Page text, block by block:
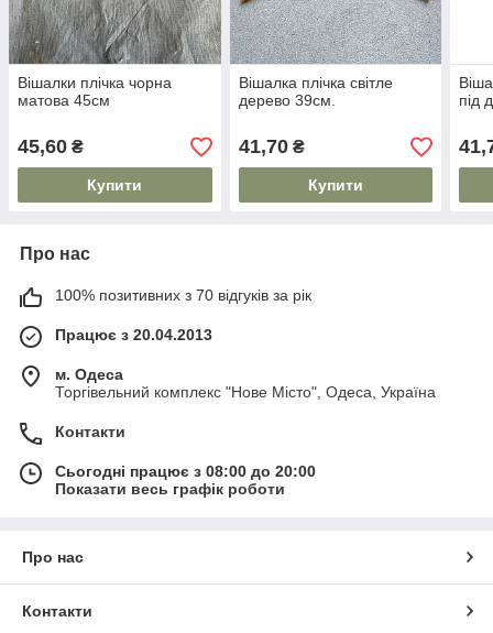
Вішалки плічка чорна
матова 45см
45,60 ₴
Купити
Вішалка плічка світле
дерево 39см.
41,70₴
Купити
під
Про нас
100% позитивних з 70 відгуків за рік
Працює з 20.04.2013
м. Одеса
Торгівельний комплекс "Нове Місто", Одеса, Україна
Контакти
Сьогодні працює з 08:00 до 20:00
Показати весь графік роботи
Про нас
Контакти